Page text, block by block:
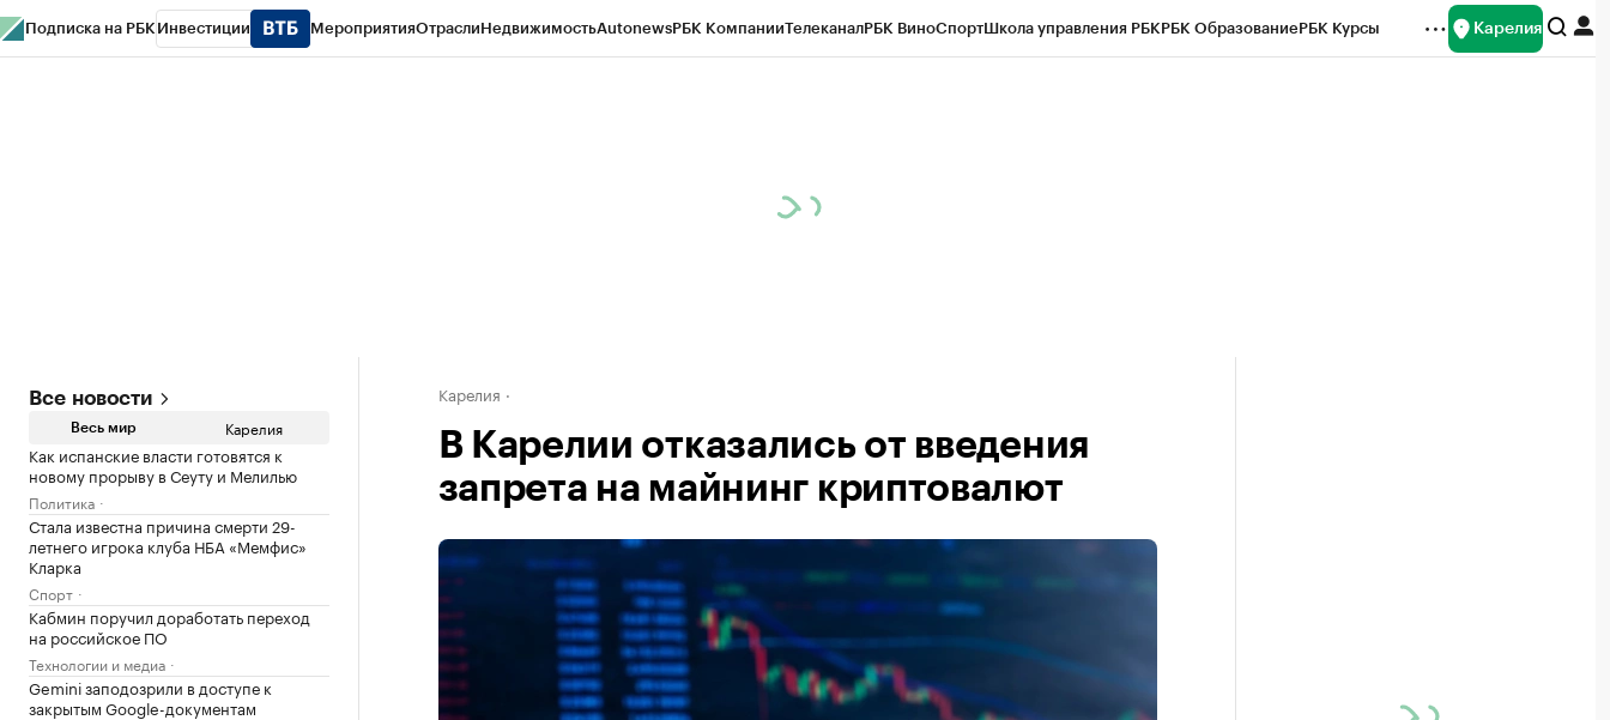
Подписка на РБК Инвестиции МероприятияОтраслиНедвижимостьAutonewsРБК КомпанииТелеканалРБК ВиноСпортШкола управления РБКРБК ОбразованиеРБК Курсы Карелия
Все новости
Весь мир Карелия
Как испанские власти готовятся к
новому прорыву в Сеуту и Мелилью
Политика
Стала известна причина смерти 29-
летнего игрока клуба НБА «Мемфис»
Кларка
Спорт
Кабмин поручил доработать переход
на российское ПО
Технологии и медиа
Gemini заподозрили в доступе к
закрытым Google-документам
Карелия
В Карелии отказались от введения
запрета на майнинг криптовалют